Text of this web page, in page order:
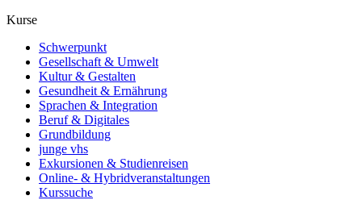
Kurse
Schwerpunkt
Gesellschaft & Umwelt
Kultur & Gestalten
Gesundheit & Ernährung
Sprachen & Integration
Beruf & Digitales
Grundbildung
junge vhs
Exkursionen & Studienreisen
Online- & Hybridveranstaltungen
Kurssuche